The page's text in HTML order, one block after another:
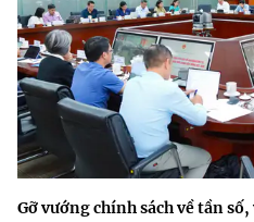
Gỡ vướng chính sách về tần